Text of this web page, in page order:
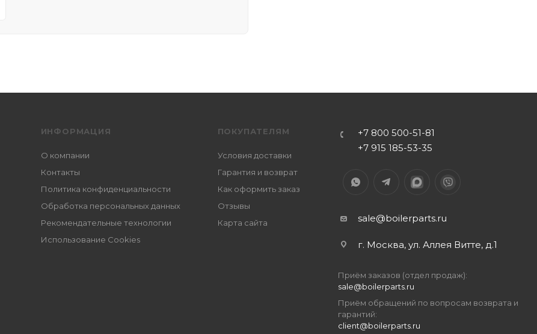
ИНФОРМАЦИЯ
О компании
Контакты
Политика конфиденциальности
Обработка персональных данных
Рекомендательные технологии
Использование Cookies
ПОКУПАТЕЛЯМ
Условия доставки
Гарантия и возврат
Как оформить заказ
Отзывы
Карта сайта
+7 800 500-51-81
+7 915 185-53-35
sale@boilerparts.ru
г. Москва, ул. Аллея Витте, д.1
Приём заказов (отдел продаж):
sale@boilerparts.ru
Приём обращений по вопросам возврата и
гарантий:
client@boilerparts.ru